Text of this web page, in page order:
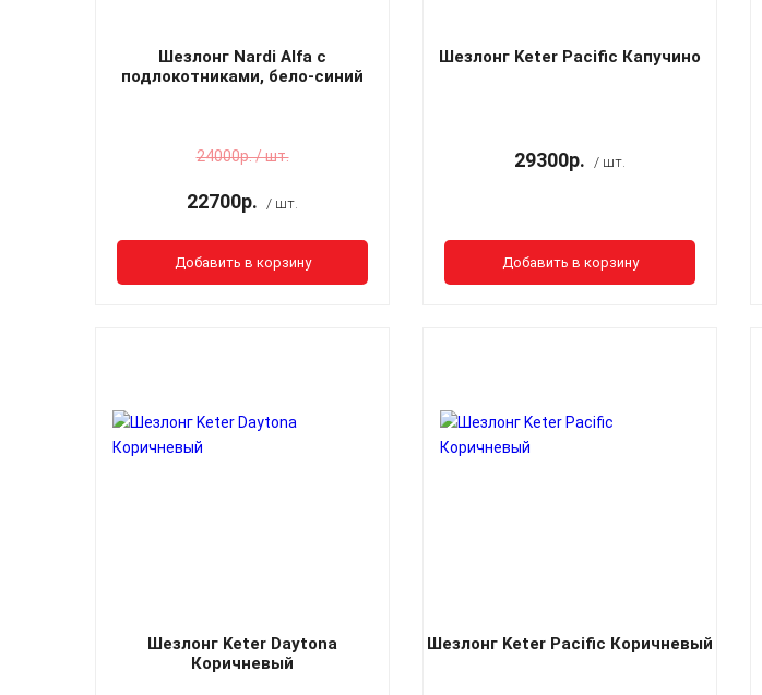
Шезлонг Nardi Alfa с
подлокотниками, бело-синий
24000р. / шт.
22700р. / шт.
Добавить в корзину
Шезлонг Keter Pacific Капучино
29300р. / шт.
Добавить в корзину
Шезлонг Keter Daytona
Коричневый
Шезлонг Keter Pacific Коричневый